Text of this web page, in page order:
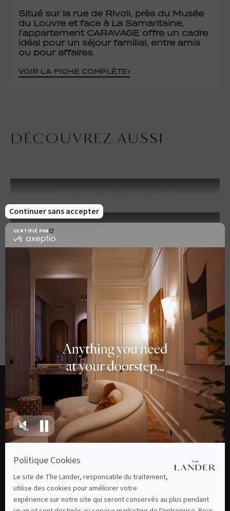
Situé sur la rue de Rivoli, près du Musée
du Louvre et face à La Samaritaine,
l’appartement CARAVAGE offre un cadre
idéal pour un séjour familial, entre amis
ou pour affaires.
VOIR LA FICHE COMPLÈTE
DÉCOUVREZ AUSSI
SAINT-GERMAIN-DES-
OPÉRA
FAUBOURG
MONTMARTRE
Questions fréquentes
+ 33 01 75 77 19 76
THE LANDER
Appartements